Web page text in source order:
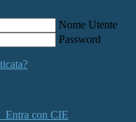
Nome Utente
Password
Entra con CIE